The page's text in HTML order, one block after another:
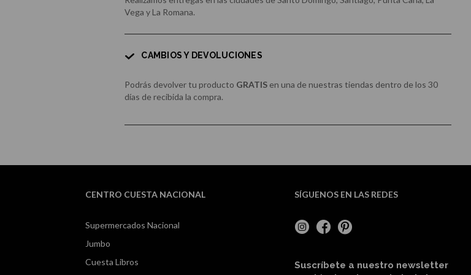
Vega y La Romana.
CAMBIOS Y DEVOLUCIONES
Podrás devolver tu producto GRATIS en una de nuestras tiendas dentro de los 30
días de recibida la compra.
CENTRO CUESTA NACIONAL
Supermercados Nacional
Jumbo
Cuesta Libros
SÍGUENOS EN LAS REDES
Suscríbete a nuestro newsletter